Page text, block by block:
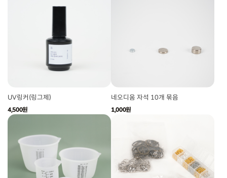
UV링커(링그제)
4,500원
네오디움 자석 10개 묶음
1,000원